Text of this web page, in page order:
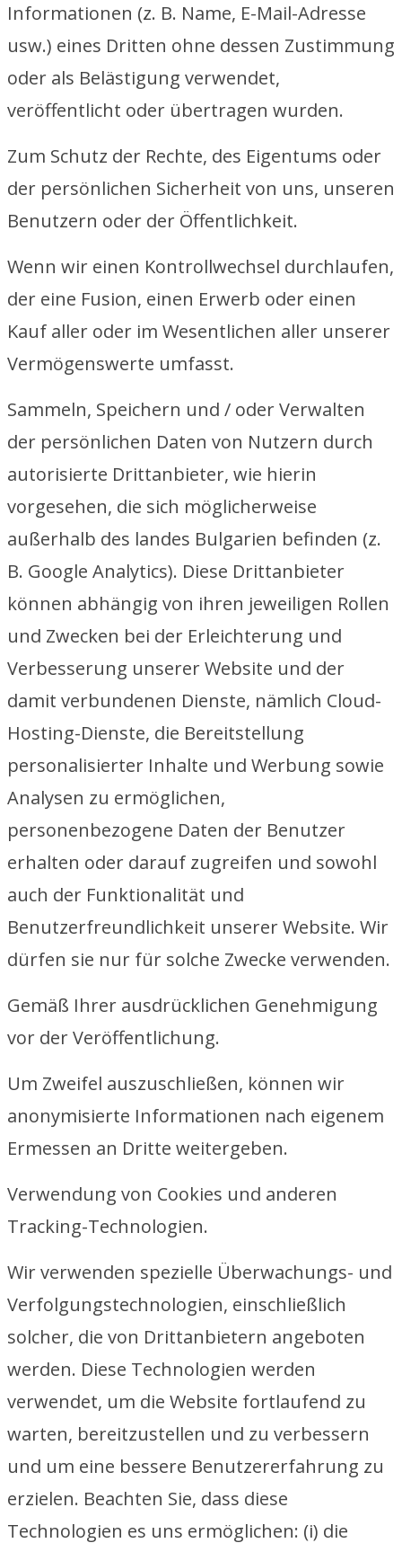
Informationen (z. B. Name, E-Mail-Adresse
usw.) eines Dritten ohne dessen Zustimmung
oder als Belästigung verwendet,
veröffentlicht oder übertragen wurden.
Zum Schutz der Rechte, des Eigentums oder
der persönlichen Sicherheit von uns, unseren
Benutzern oder der Öffentlichkeit.
Wenn wir einen Kontrollwechsel durchlaufen,
der eine Fusion, einen Erwerb oder einen
Kauf aller oder im Wesentlichen aller unserer
Vermögenswerte umfasst.
Sammeln, Speichern und / oder Verwalten
der persönlichen Daten von Nutzern durch
autorisierte Drittanbieter, wie hierin
vorgesehen, die sich möglicherweise
außerhalb des landes Bulgarien befinden (z.
B. Google Analytics). Diese Drittanbieter
können abhängig von ihren jeweiligen Rollen
und Zwecken bei der Erleichterung und
Verbesserung unserer Website und der
damit verbundenen Dienste, nämlich Cloud-
Hosting-Dienste, die Bereitstellung
personalisierter Inhalte und Werbung sowie
Analysen zu ermöglichen,
personenbezogene Daten der Benutzer
erhalten oder darauf zugreifen und sowohl
auch der Funktionalität und
Benutzerfreundlichkeit unserer Website. Wir
dürfen sie nur für solche Zwecke verwenden.
Gemäß Ihrer ausdrücklichen Genehmigung
vor der Veröffentlichung.
Um Zweifel auszuschließen, können wir
anonymisierte Informationen nach eigenem
Ermessen an Dritte weitergeben.
Verwendung von Cookies und anderen
Tracking-Technologien.
Wir verwenden spezielle Überwachungs- und
Verfolgungstechnologien, einschließlich
solcher, die von Drittanbietern angeboten
werden. Diese Technologien werden
verwendet, um die Website fortlaufend zu
warten, bereitzustellen und zu verbessern
und um eine bessere Benutzererfahrung zu
erzielen. Beachten Sie, dass diese
Technologien es uns ermöglichen: (i) die